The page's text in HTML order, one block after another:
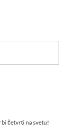
četvrti na svetu!